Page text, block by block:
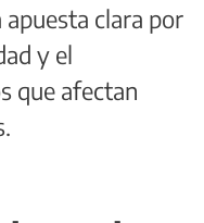
clara por
y el
que afectan